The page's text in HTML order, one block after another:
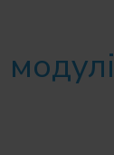
модулі